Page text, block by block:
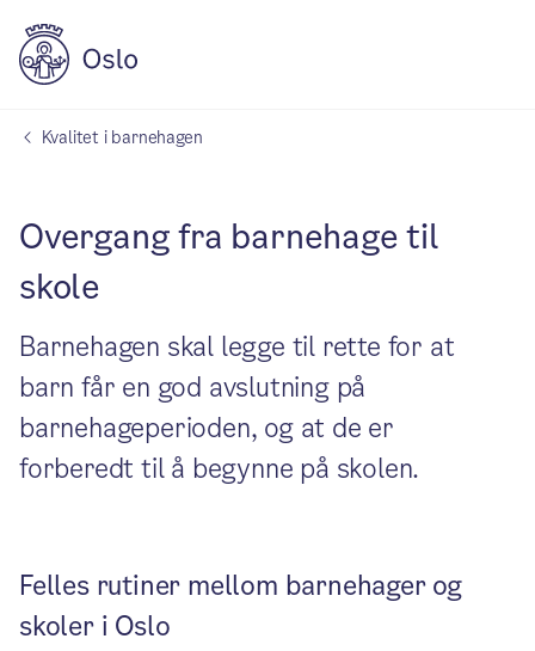
Kvalitet i barnehagen
Overgang fra barnehage til
skole
Barnehagen skal legge til rette for at
barn får en god avslutning på
barnehageperioden, og at de er
forberedt til å begynne på skolen.
Felles rutiner mellom barnehager og
skoler i Oslo